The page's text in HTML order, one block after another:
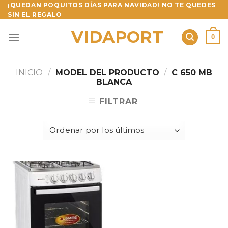
Skip
to
¡QUEDAN POQUITOS DÍAS PARA NAVIDAD! NO TE QUEDES
SIN EL REGALO
VIDAPORT 0
INICIO / MODEL DEL PRODUCTO / C 650 MB
BLANCA
FILTRAR